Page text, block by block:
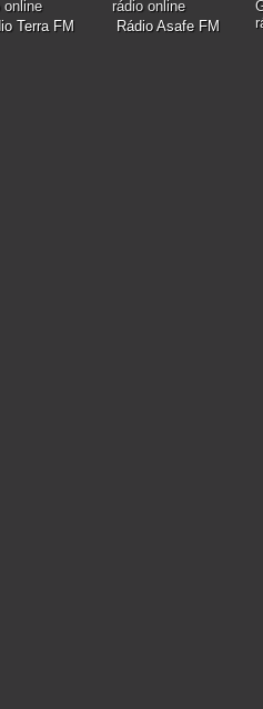
Terra FM
Rádio Asafe FM